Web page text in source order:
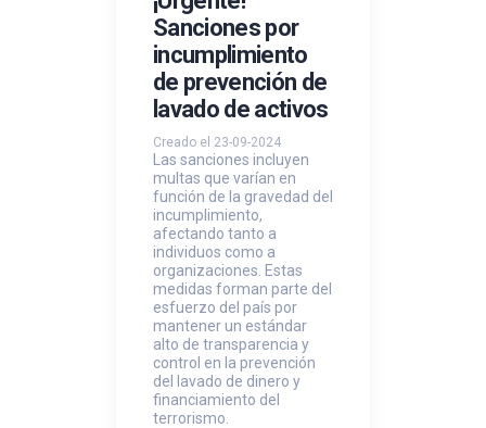
Sanciones por
incumplimiento
de prevención de
lavado de activos
Creado el 23-09-2024
Las sanciones incluyen
multas que varían en
función de la gravedad del
incumplimiento,
afectando tanto a
individuos como a
organizaciones. Estas
medidas forman parte del
esfuerzo del país por
mantener un estándar
alto de transparencia y
control en la prevención
del lavado de dinero y
financiamiento del
terrorismo.